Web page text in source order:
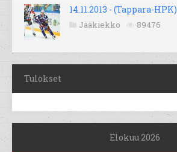
14.11.2013 - (Tappara-HPK)
Jääkiekko 89476
Tulokset
Elokuu 2026